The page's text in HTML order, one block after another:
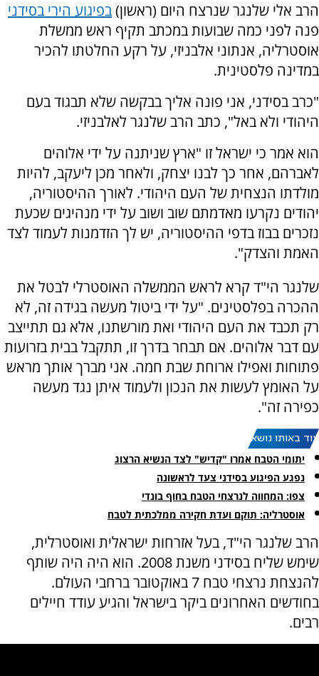
הרב אלי שלנגר שנרצח היום (ראשון)בפיגוע הירי בסידני
פנה לפני כמה שבועות במכתב תקיף ראש ממשלת
אוסטרליה, אנתוני אלבניזי, על רקע החלטתו להכיר
במדינה פלסטינית.
"כרב בסידני, אני פונה אליך בבקשה שלא תבגוד בעם
היהודי ולא באל", כתב הרב שלנגר לאלבניזי.
הוא אמר כי ישראל זו "ארץ שניתנה על ידי אלוהים
לאברהם, אחר כך לבנו יצחק, ולאחר מכן ליעקב, להיות
מולדתו הנצחית של העם היהודי. לאורך ההיסטוריה,
יהודים נקרעו מאדמתם שוב ושוב על ידי מנהיגים שכעת
נזכרים בבוז בדפי ההיסטוריה, יש לך הזדמנות לעמוד לצד
האמת והצדק".
שלנגר הי"ד קרא לראש הממשלה האוסטרלי לבטל את
ההכרה בפלסטינים. "על ידי ביטול מעשה בגידה זה, לא
רק תכבד את העם היהודי ואת מורשתנו, אלא גם תתייצב
עם דבר אלוהים. אם תבחר בדרך זו, תתקבל בבית בזרועות
פתוחות ואפילו ארוחת שבת חמה. אני מברך אותך מראש
על האומץ לעשות את הנכון ולעמוד איתן נגד מעשה
כפירה זה".
עוד באותו נושא:
יתומי הטבח אמרו "קדיש" לצד הנשיא הרצוג
נפגע הפיגוע בסידני צעד לראשונה
צפו: המחווה לנרצחי הטבח בחוף בונדי
אוסטרליה: תוקם ועדת חקירה ממלכתית לטבח
הרב שלנגר הי"ד, בעל אזרחות ישראלית ואוסטרלית,
שימש שליח בסידני משנת 2008. הוא היה היה שותף
להנצחת נרצחי טבח 7 באוקטובר ברחבי העולם.
בחודשים האחרונים ביקר בישראל והגיע עודד חיילים
רבים.